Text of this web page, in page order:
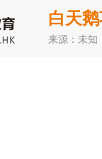
白天
来源：未知